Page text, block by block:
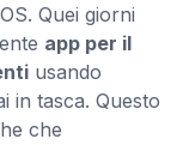
Quei giorni
app per il
usando
in tasca. Questo
che